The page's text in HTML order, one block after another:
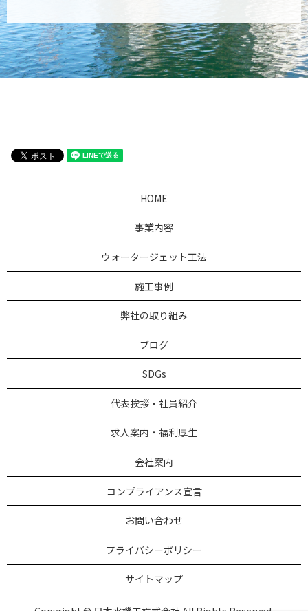
HOME
事業内容
ウォータージェット工法
施工事例
弊社の取り組み
ブログ
SDGs
代表挨拶・社員紹介
求人案内・福利厚生
会社案内
コンプライアンス宣言
お問い合わせ
プライバシーポリシー
サイトマップ